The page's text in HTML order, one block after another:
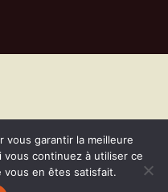
vous garantir la meilleure
continuez à utiliser ce
vous en êtes satisfait.